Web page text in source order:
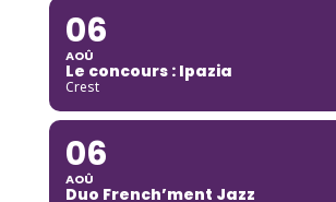
06
AOÛ
Le concours : Ipazia
Crest
06
AOÛ
Duo French’ment Jazz